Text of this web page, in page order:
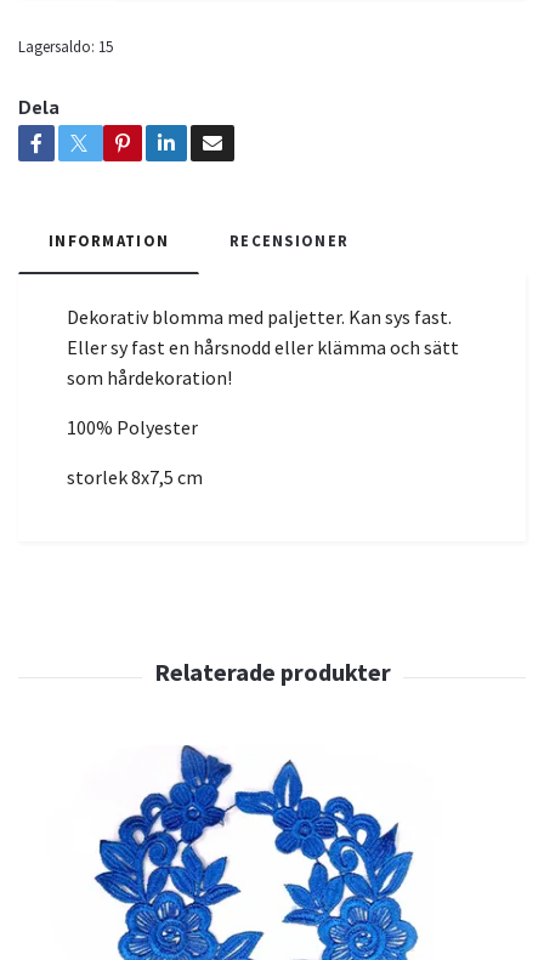
Lagersaldo: 15
Dela
INFORMATION RECENSIONER
Dekorativ blomma med paljetter. Kan sys fast.
Eller sy fast en hårsnodd eller klämma och sätt
som hårdekoration!
100% Polyester
storlek 8x7,5 cm